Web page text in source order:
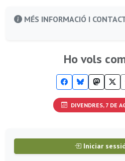
MÉS INFORMACIÓ I
Ho vols
DIVENDRES, 7 DE
Iniciar